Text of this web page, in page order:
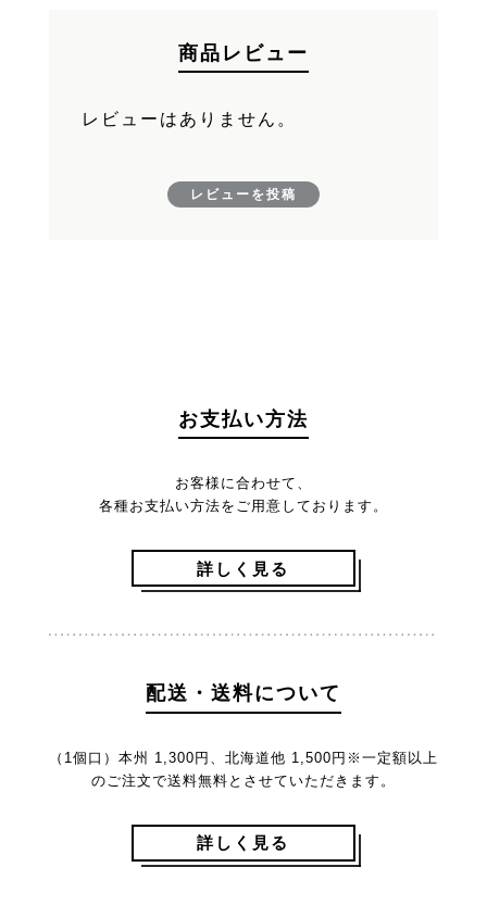
商品レビュー
レビューはありません。
レビューを投稿
お支払い方法
お客様に合わせて、
各種お支払い方法をご用意しております。
詳しく見る
配送・送料について
（1個口）本州 1,300円、北海道他 1,500円 ※一定額以上
のご注文で送料無料とさせていただきます。
詳しく見る